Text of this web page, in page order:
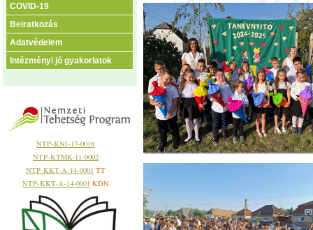
COVID-19
Beiratkozás
Adatvédelem
Intézményi jó gyakorlatok
NTP-KNI-17-0018
NTP-KTMK-11-0002
NTP-KKT-A-14-0001 TT
NTP-KKT-A-14-0001 KDN